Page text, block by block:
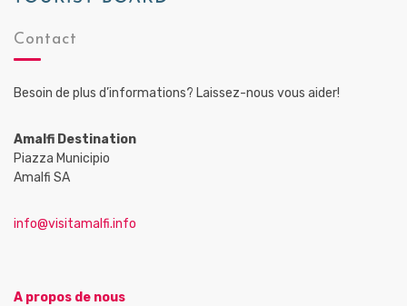
Contact
Besoin de plus d’informations? Laissez-nous vous aider!
Amalfi Destination
Piazza Municipio
Amalfi SA
info@visitamalfi.info
A propos de nous